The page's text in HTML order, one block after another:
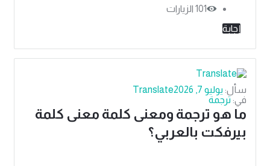
101الزيارات
إجابة
Translate سأل: يوليو 7, 2026
في: ترجمة
ما هو ترجمة ومعنى كلمة معنى كلمة
بيرفكت بالعربي؟